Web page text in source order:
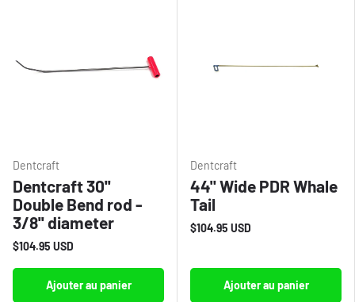
Dentcraft
Dentcraft 30''
Double Bend rod -
3/8'' diameter
$104.95 USD
Ajouter au panier
Dentcraft
44" Wide PDR Whale
Tail
$104.95 USD
Ajouter au panier